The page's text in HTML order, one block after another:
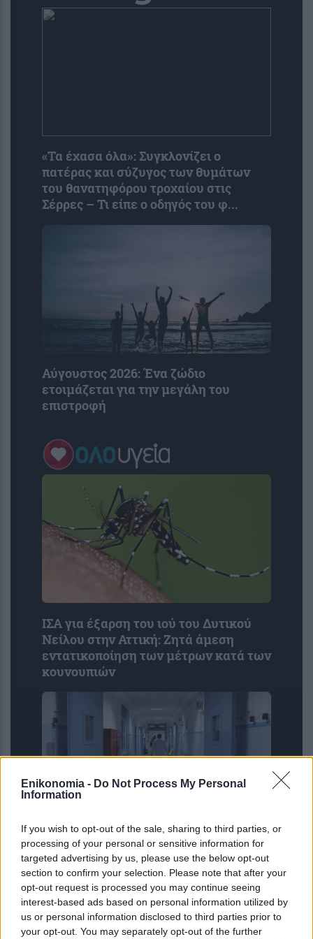
Enikonomia - Do Not Process My Personal
Information
If you wish to opt-out of the sale, sharing to third parties, or
processing of your personal or sensitive information for
targeted advertising by us, please use the below opt-out
section to confirm your selection. Please note that after your
opt-out request is processed you may continue seeing
interest-based ads based on personal information utilized by
us or personal information disclosed to third parties prior to
your opt-out. You may separately opt-out of the further
«Τα έχασα όλα»: Συγκλονίζει ο
πατέρας και σύζυγος των θυμάτων
του θανατηφόρου τροχαίου στις
Σέρρες – Τι είπε ο οδηγός του φ...
Αύγουστος 2026: Ένα ζώδιo
ετοιμάζεται για την μεγάλη του
επιστροφή
ΙΣΑ για έξαρση του ιού του Δυτικού
Νείλου στην Αττική: Ζητά άμεση
εντατικοποίηση των μέτρων κατά των
κουνουπιών
ΕΙΝΑΠ: Καταγγέλλει αιφνιδιαστική
αλλαγή στο πρόγραμμα εφημεριών
του Σισμανογλείου